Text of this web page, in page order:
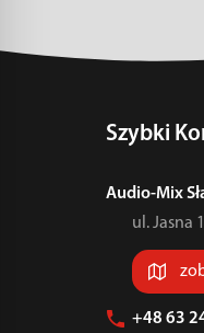
Szybki
Audio-Mix
ul. Jasna
+48 63